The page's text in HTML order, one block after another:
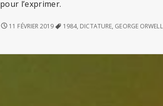
pour l’exprimer.
NOVLANGUE
11 FÉVRIER 2019 1984, DICTATURE, GEORGE ORWELL